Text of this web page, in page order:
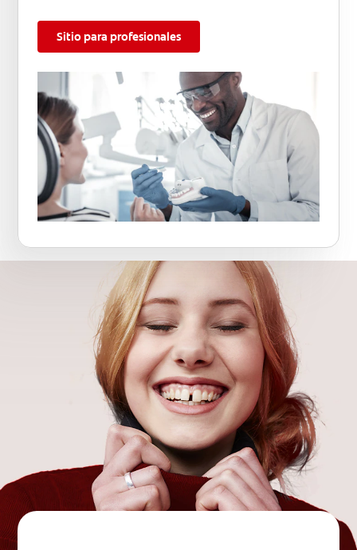
Sitio para profesionales